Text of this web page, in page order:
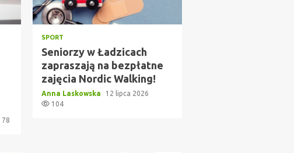
78
SPORT
Seniorzy w Ładzicach
zapraszają na bezpłatne
zajęcia Nordic Walking!
Anna Laskowska
12 lipca 2026
104